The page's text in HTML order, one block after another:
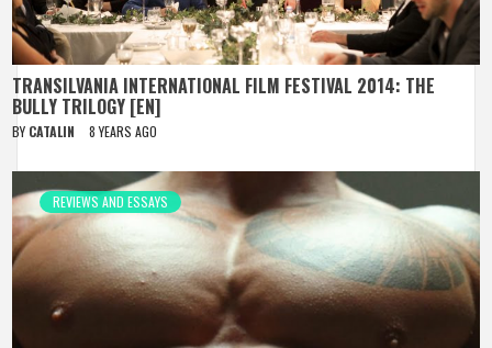
TRANSILVANIA INTERNATIONAL FILM FESTIVAL 2014: THE
BULLY TRILOGY [EN]
BY CATALIN 8 YEARS AGO
REVIEWS AND ESSAYS